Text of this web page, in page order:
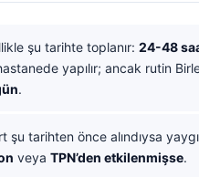
şu tarihte toplanır: 24-48
yapılır; ancak rutin
.
şu tarihten önce alındıysa
veya TPN’den etkilenmişse.